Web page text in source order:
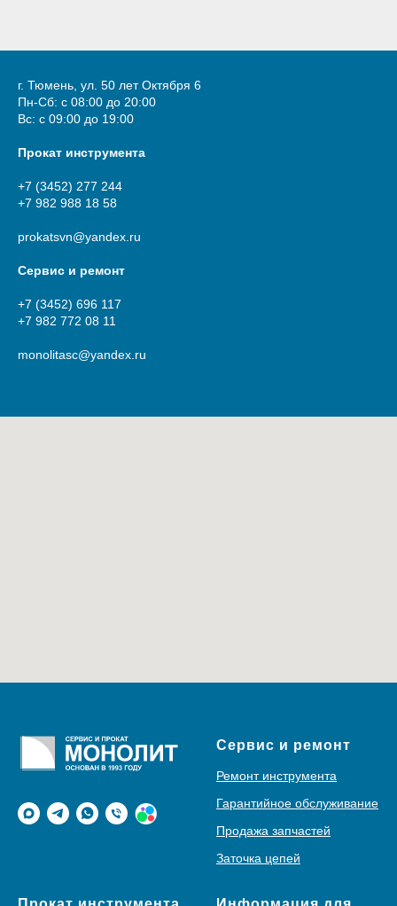
г. Тюмень, ул. 50 лет Октября 6
Пн-Сб: с 08:00 до 20:00
Вс: с 09:00 до 19:00
Прокат инструмента
+7 (3452) 277 244
+7 982 988 18 58
prokatsvn@yandex.ru
Сервис и ремонт
+7 (3452) 696 117
+7 982 772 08 11
monolitasc@yandex.ru
Сервис и ремонт
Ремонт инструмента
Гарантийное обслуживание
Продажа запчастей
Заточка цепей